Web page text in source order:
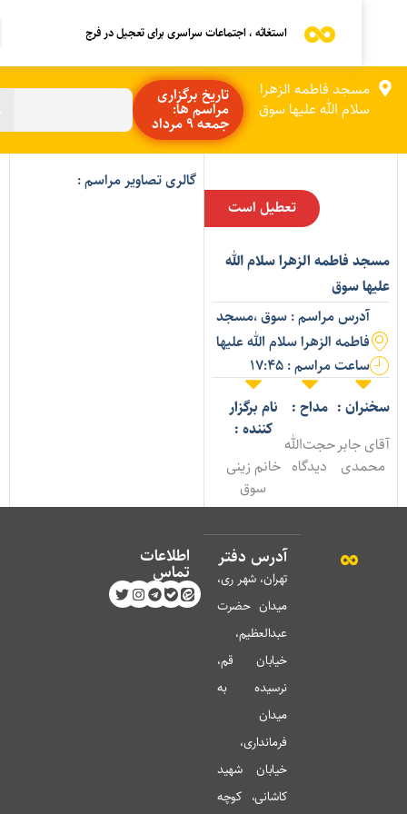
استغاثه ، اجتماعات سراسری برای تعجیل در فرج
مسجد فاطمه الزهرا
سلام الله علیها سوق
تاریخ برگزاری
مراسم ها:
جمعه 9 مرداد
تعطیل است
فاطمه الزهرا سلام الله
سوق
آدرس مراسم : سوق ،مسجد
فاطمه الزهرا سلام الله علیها
ساعت مراسم : 17:45
:
جابر
مداح :
حجت‌الله
دیدگاه
نام برگزار
کننده :
خانم زینی
سوق
گالری تصاویر مراسم :
آدرس دفتر
تهران، شهر ری،
میدان حضرت
عبدالعظیم،
خیابان قم،
نرسیده به
میدان
فرمانداری،
خیابان شهید
کاشانی، کوچه
اطلاعات
تماس